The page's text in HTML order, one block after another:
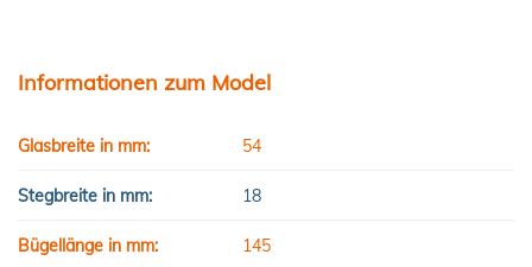
Informationen zum Model
Glasbreite in mm: 54
Stegbreite in mm: 18
Bügellänge in mm: 145